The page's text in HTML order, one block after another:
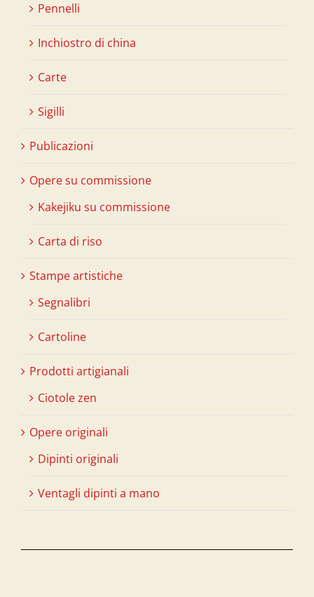
Pennelli
Inchiostro di china
Carte
Sigilli
Publicazioni
Opere su commissione
Kakejiku su commissione
Carta di riso
Stampe artistiche
Segnalibri
Cartoline
Prodotti artigianali
Ciotole zen
Opere originali
Dipinti originali
Ventagli dipinti a mano